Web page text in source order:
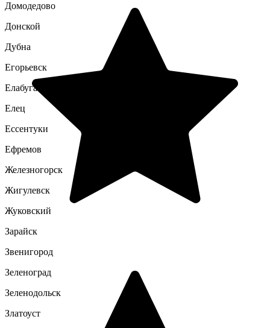
Домодедово
Донской
Дубна
Егорьевск
Елабуга
Елец
Ессентуки
Ефремов
Железногорск
Жигулевск
Жуковский
Зарайск
Звенигород
Зеленоград
Зеленодольск
Златоуст